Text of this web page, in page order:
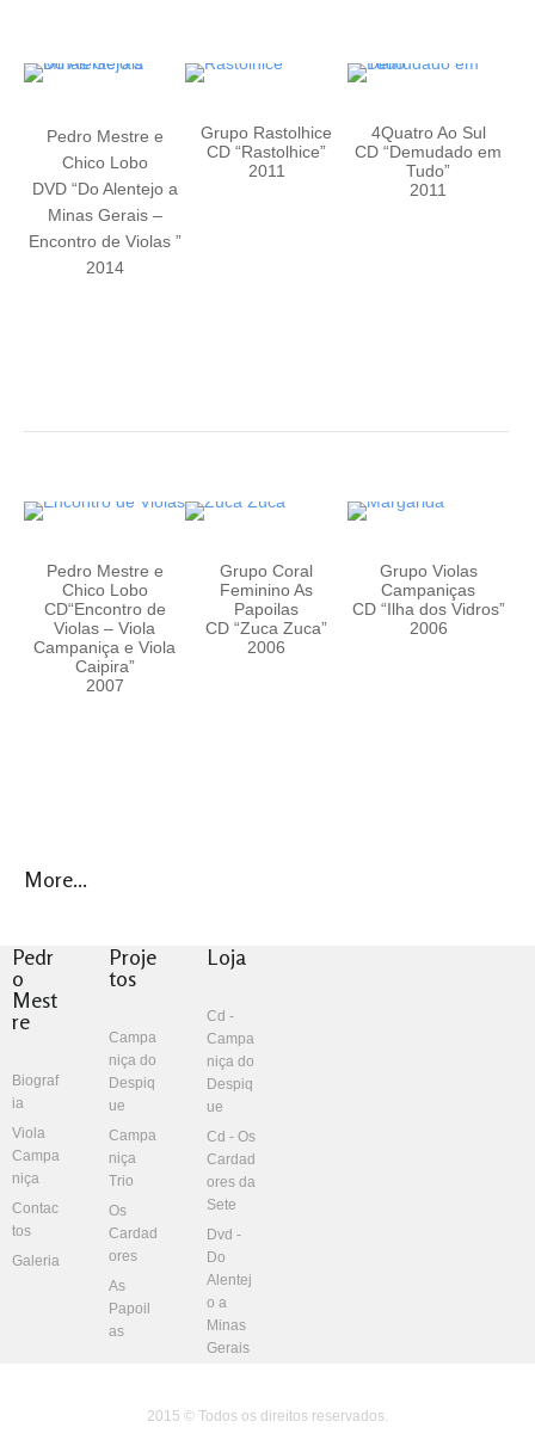
Pedro Mestre e
Chico Lobo
DVD “Do Alentejo a
Minas Gerais –
Encontro de Violas ”
2014
Grupo Rastolhice
CD “Rastolhice”
2011
4Quatro Ao Sul
CD “Demudado em
Tudo”
2011
Pedro Mestre e
Chico Lobo
CD“Encontro de
Violas – Viola
Campaniça e Viola
Caipira”
2007
Grupo Coral
Feminino As
Papoilas
CD “Zuca Zuca”
2006
Grupo Violas
Campaniças
CD “Ilha dos Vidros”
2006
More...
Pedr
o
Mest
re
Biograf
ia
Viola
Campa
niça
Contac
tos
Galeria
Proje
tos
Campa
niça do
Despiq
ue
Campa
niça
Trio
Os
Cardad
ores
As
Papoil
as
Loja
Cd -
Campa
niça do
Despiq
ue
Cd - Os
Cardad
ores da
Sete
Dvd -
Do
Alentej
o a
Minas
Gerais
2015 © Todos os direitos reservados.